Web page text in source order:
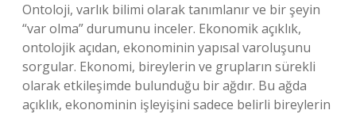
Ontoloji, varlık bilimi olarak tanımlanır ve bir şeyin
“var olma” durumunu inceler. Ekonomik açıklık,
ontolojik açıdan, ekonominin yapısal varoluşunu
sorgular. Ekonomi, bireylerin ve grupların sürekli
olarak etkileşimde bulunduğu bir ağdır. Bu ağda
açıklık, ekonominin işleyişini sadece belirli bireylerin